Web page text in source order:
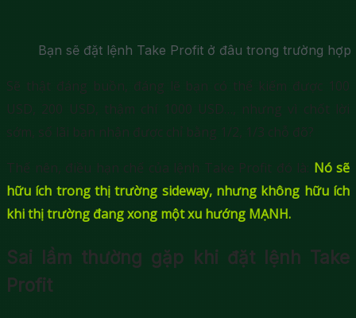
Bạn sẽ đặt lệnh Take Profit ở đâu trong trường hợp
Sẽ thật đáng buồn, đáng lẽ bạn có thể kiếm được 100
USD, 200 USD, thậm chí 1000 USD…, nhưng vì chốt lời
sớm, số lãi bạn nhận được chỉ bằng 1/2, 1/3 chỗ đõ?
Thế nên, điều hạn chế của lệnh Take Profit đó là: Nó sẽ
hữu ích trong thị trường sideway, nhưng không hữu ích
khi thị trường đang xong một xu hướng MẠNH.
Sai lầm thường gặp khi đặt lệnh Take
Profit